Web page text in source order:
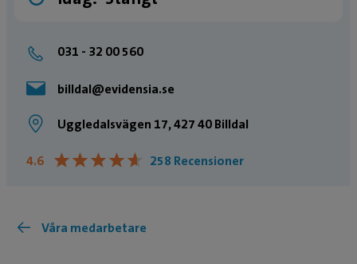
031 - 32 00 560
billdal@evidensia.se
Uggledalsvägen 17, 427 40 Billdal
4.6 ★★★★★
★★★★★ 258 Recensioner
Våra medarbetare